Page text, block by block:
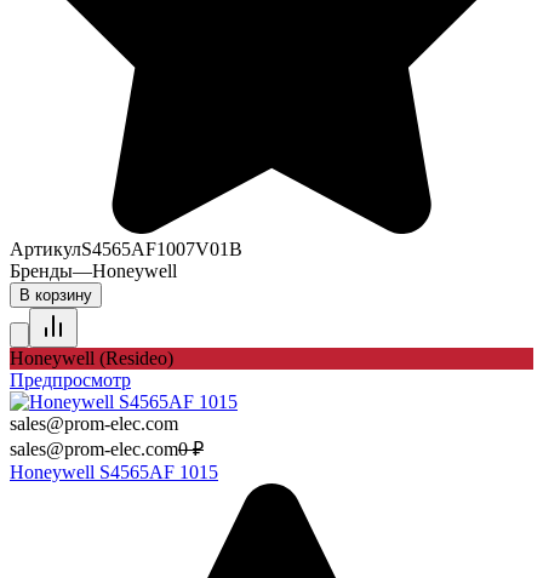
АртикулS4565AF1007V01B
Бренды—Honeywell
В корзину
Honeywell (Resideo)
Предпросмотр
sales@prom-elec.com
sales@prom-elec.com0 ₽
Honeywell S4565AF 1015